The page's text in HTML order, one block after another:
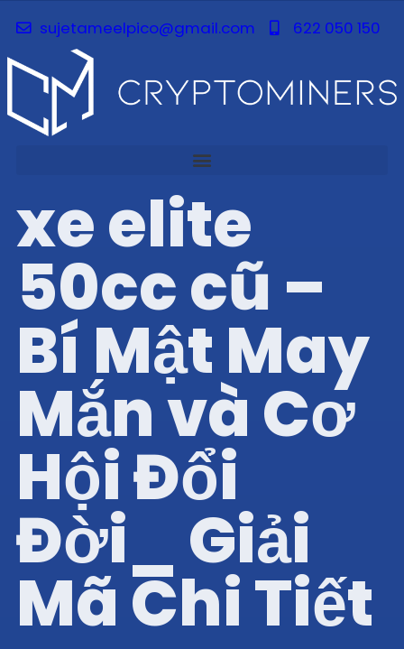
sujetameelpico@gmail.com 622 050 150
xe elite
50cc cũ –
Bí Mật May
Mắn và Cơ
Hội Đổi
Đời_ Giải
Mã Chi Tiết